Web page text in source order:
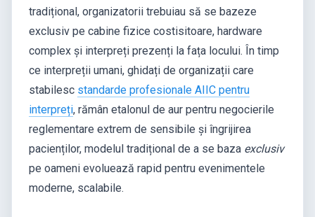
tradițional, organizatorii trebuiau să se bazeze
exclusiv pe cabine fizice costisitoare, hardware
complex și interpreți prezenți la fața locului. În timp
ce interpreții umani, ghidați de organizații care
stabilesc standarde profesionale AIIC pentru
interpreți, rămân etalonul de aur pentru negocierile
reglementare extrem de sensibile și îngrijirea
pacienților, modelul tradițional de a se baza exclusiv
pe oameni evoluează rapid pentru evenimentele
moderne, scalabile.